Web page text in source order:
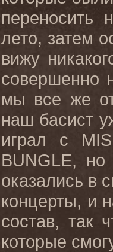
переносить
лето, затем
вижу
совершенно
мы все же
наш басист
играл с
BUNGLE, но
оказались в
концерты, и
состав, так
которые